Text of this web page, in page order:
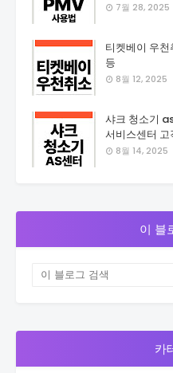
7월 28, 2025
티켓베이 우
등
8월 12, 2025
샤크 청소기
서비스센터
8월 14, 2025
이 블
카